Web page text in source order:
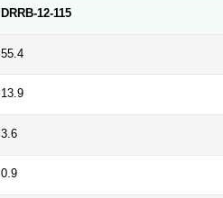
DRRB-12-115
55.4
13.9
3.6
0.9